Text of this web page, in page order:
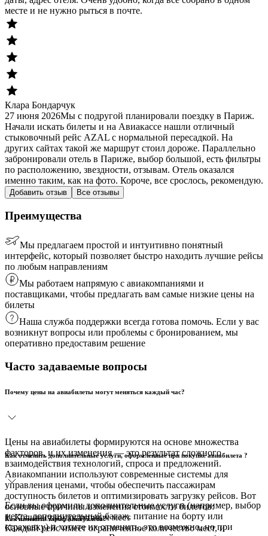
месте и не нужно рыться в почте.
Клара Бондарчук
27 июня 2026Мы с подругой планировали поездку в Париж.
Начали искать билеты и на Авиакассе нашли отличный
стыковочный рейс AZAL с нормальной пересадкой. На
других сайтах такой же маршрут стоил дороже. Параллельно
забронировали отель в Париже, выбор большой, есть фильтры
по расположению, звездности, отзывам. Отель оказался
именно таким, как на фото. Короче, все срослось, рекомендую.
Добавить отзыв Все отзывы
Преимущества
Мы предлагаем простой и интуитивно понятный
интерфейс, который позволяет быстро находить лучшие рейсы
по любым направлениям
Мы работаем напрямую с авиакомпаниями и
поставщиками, чтобы предлагать вам самые низкие цены на
билеты
Наша служба поддержки всегда готова помочь. Если у вас
возникнут вопросы или проблемы с бронированием, мы
оперативно предоставим решение
Часто задаваемые вопросы
Почему цены на авиабилеты могут меняться каждый час?
Цены на авиабилеты формируются на основе множества
факторов, и их изменения — это результат сложного
взаимодействия технологий, спроса и предложений.
Авиакомпании используют современные системы для
управления ценами, чтобы обеспечить пассажирам
доступность билетов и оптимизировать загрузку рейсов. Вот
основные причины изменения стоимости билетов:
1. Количество доступных мест
Каждый рейс имеет ограниченное количество мест, и
Как отменить дополнительные услуги, оформленные при покупке авиабилета ?
Если вы оформили дополнительные услуги (например, выбор
места, дополнительный багаж, питание на борту или
страховку) и хотите их отменить, это возможно, но при
Как изменить тариф авиабилета?